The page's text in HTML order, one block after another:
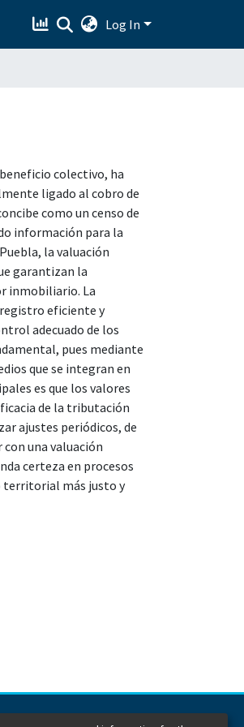
Log In
colectivo, ha
ligado al cobro de
como un censo de
información para la
la valuación
garantizan la
inmobiliario. La
eficiente y
adecuado de los
pues mediante
que se integran en
es que los valores
de la tributación
ajustes periódicos, de
una valuación
certeza en procesos
territorial más justo y